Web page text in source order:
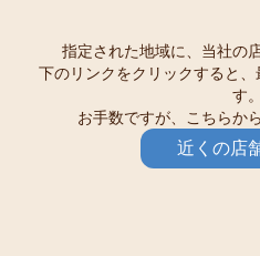
指定された地域に、当社の
下のリンクをクリックすると
す。
お手数ですが、こちらか
近くの店